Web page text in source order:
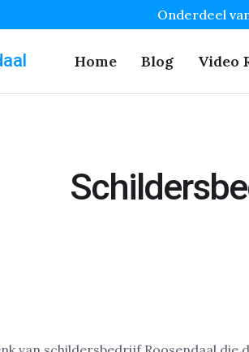
Onderdeel
Home Blog Video